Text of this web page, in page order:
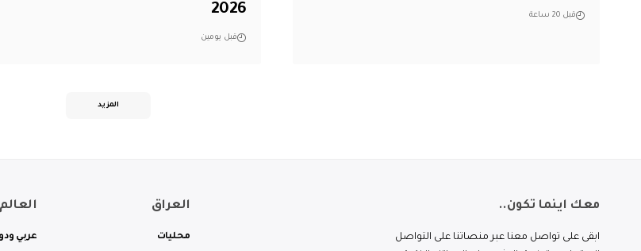
قبل 20 ساعة
2026
قبل يومين
المزيد
معك اينما تكون..
ابقى على تواصل معنا عبر منصاتنا على التواصل
العراق
محليات
العالم
عربي